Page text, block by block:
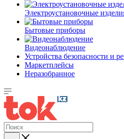
Электроустановочные
Бытовые приборы
Видеонаблюдение
Устройства безопасности и
Маркетплейсы
Неразобранное